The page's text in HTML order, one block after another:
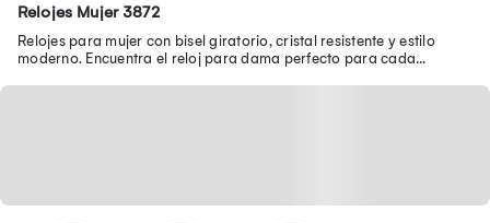
Relojes Mujer 3872
Relojes para mujer con bisel giratorio, cristal resistente y estilo
moderno. Encuentra el reloj para dama perfecto para cada